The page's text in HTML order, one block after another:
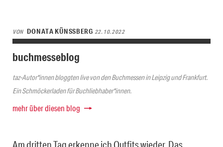
VON DONATA KÜNSSBERG 22.10.2022
buchmesseblog
taz-Autor*innen bloggten live von den Buchmessen in Leipzig und Frankfurt.
Ein Schmöckerladen für Buchliebhaber*innen.
mehr über diesen blog